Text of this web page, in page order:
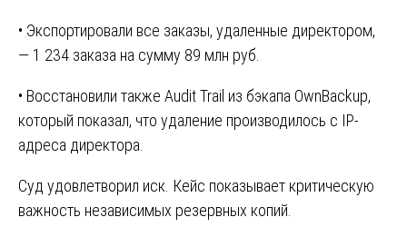
• Экспортировали все заказы, удаленные директором,
— 1 234 заказа на сумму 89 млн руб.
• Восстановили также Audit Trail из бэкапа OwnBackup,
который показал, что удаление производилось с IP-
адреса директора.
Суд удовлетворил иск. Кейс показывает критическую
важность независимых резервных копий.